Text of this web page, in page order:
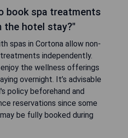
book spa treatments
the hotel stay?"
spas in Cortona allow non-
independently.
the wellness offerings
overnight. It’s advisable
policy beforehand and
reservations since some
be fully booked during